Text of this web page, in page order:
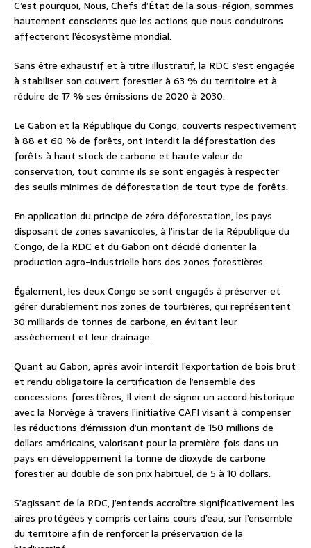
C’est pourquoi, Nous, Chefs d’État de la sous-région, sommes
hautement conscients que les actions que nous conduirons
affecteront l’écosystème mondial.
Sans être exhaustif et à titre illustratif, la RDC s’est engagée
à stabiliser son couvert forestier à 63 % du territoire et à
réduire de 17 % ses émissions de 2020 à 2030.
Le Gabon et la République du Congo, couverts respectivement
à 88 et 60 % de forêts, ont interdit la déforestation des
forêts à haut stock de carbone et haute valeur de
conservation, tout comme ils se sont engagés à respecter
des seuils minimes de déforestation de tout type de forêts.
En application du principe de zéro déforestation, les pays
disposant de zones savanicoles, à l’instar de la République du
Congo, de la RDC et du Gabon ont décidé d’orienter la
production agro-industrielle hors des zones forestières.
Également, les deux Congo se sont engagés à préserver et
gérer durablement nos zones de tourbières, qui représentent
30 milliards de tonnes de carbone, en évitant leur
assèchement et leur drainage.
Quant au Gabon, après avoir interdit l’exportation de bois brut
et rendu obligatoire la certification de l’ensemble des
concessions forestières, Il vient de signer un accord historique
avec la Norvège à travers l’initiative CAFI visant à compenser
les réductions d’émission d’un montant de 150 millions de
dollars américains, valorisant pour la première fois dans un
pays en développement la tonne de dioxyde de carbone
forestier au double de son prix habituel, de 5 à 10 dollars.
S’agissant de la RDC, j’entends accroître significativement les
aires protégées y compris certains cours d’eau, sur l’ensemble
du territoire afin de renforcer la préservation de la